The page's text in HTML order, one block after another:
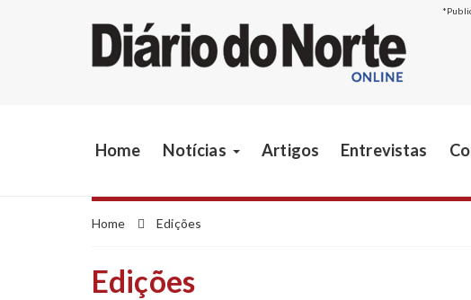
Home Notícias Artigos Entrevistas
Home Edições
Edições